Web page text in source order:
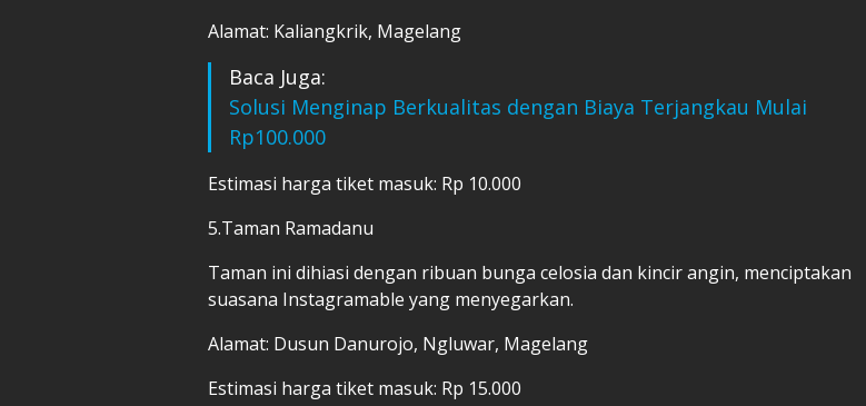
Alamat: Kaliangkrik, Magelang
Baca Juga:
Solusi Menginap Berkualitas dengan Biaya Terjangkau Mulai
Rp100.000
Estimasi harga tiket masuk: Rp 10.000
5.Taman Ramadanu
Taman ini dihiasi dengan ribuan bunga celosia dan kincir angin, menciptakan
suasana Instagramable yang menyegarkan.
Alamat: Dusun Danurojo, Ngluwar, Magelang
Estimasi harga tiket masuk: Rp 15.000